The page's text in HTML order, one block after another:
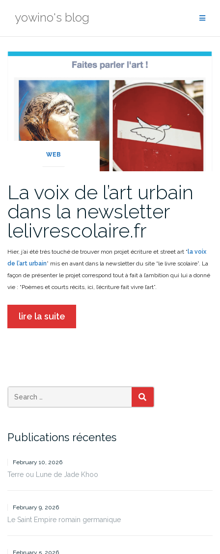
yowino's blog
WEB
La voix de l’art urbain
dans la newsletter
lelivrescolaire.fr
Hier, j’ai été très touché de trouver mon projet écriture et street art “la voix
de l’art urbain” mis en avant dans la newsletter du site “le livre scolaire”. La
façon de présenter le projet correspond tout à fait à l’ambition qui lui a donné
vie : “Poèmes et courts récits, ici, l’écriture fait vivre l’art”.
lire la suite
SEARCH
Publications récentes
February 10, 2026
Terre ou Lune de Jade Khoo
February 9, 2026
Le Saint Empire romain germanique
February 5, 2026